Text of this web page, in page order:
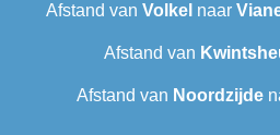
Afstand van Volkel naar
Afstand van
Afstand van Noordzijde